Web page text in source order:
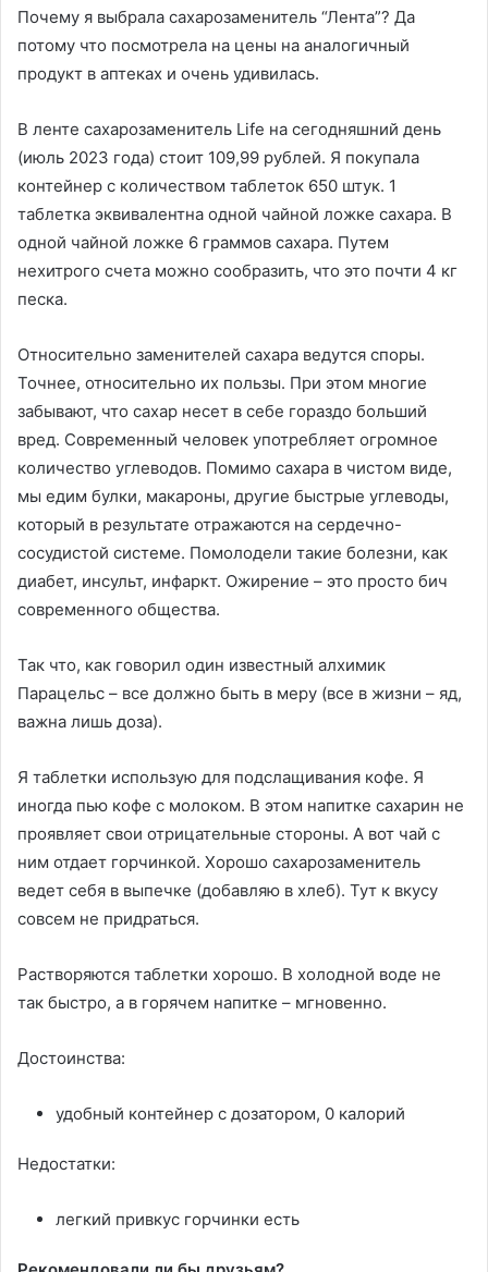
Почему я выбрала сахарозаменитель “Лента”? Да
потому что посмотрела на цены на аналогичный
продукт в аптеках и очень удивилась.
В ленте сахарозаменитель Life на сегодняшний день
(июль 2023 года) стоит 109,99 рублей. Я покупала
контейнер с количеством таблеток 650 штук. 1
таблетка эквивалентна одной чайной ложке сахара. В
одной чайной ложке 6 граммов сахара. Путем
нехитрого счета можно сообразить, что это почти 4 кг
песка.
Относительно заменителей сахара ведутся споры.
Точнее, относительно их пользы. При этом многие
забывают, что сахар несет в себе гораздо больший
вред. Современный человек употребляет огромное
количество углеводов. Помимо сахара в чистом виде,
мы едим булки, макароны, другие быстрые углеводы,
который в результате отражаются на сердечно-
сосудистой системе. Помолодели такие болезни, как
диабет, инсульт, инфаркт. Ожирение – это просто бич
современного общества.
Так что, как говорил один известный алхимик
Парацельс – все должно быть в меру (все в жизни – яд,
важна лишь доза).
Я таблетки использую для подслащивания кофе. Я
иногда пью кофе с молоком. В этом напитке сахарин не
проявляет свои отрицательные стороны. А вот чай с
ним отдает горчинкой. Хорошо сахарозаменитель
ведет себя в выпечке (добавляю в хлеб). Тут к вкусу
совсем не придраться.
Растворяются таблетки хорошо. В холодной воде не
так быстро, а в горячем напитке – мгновенно.
Достоинства:
удобный контейнер с дозатором, 0 калорий
Недостатки:
легкий привкус горчинки есть